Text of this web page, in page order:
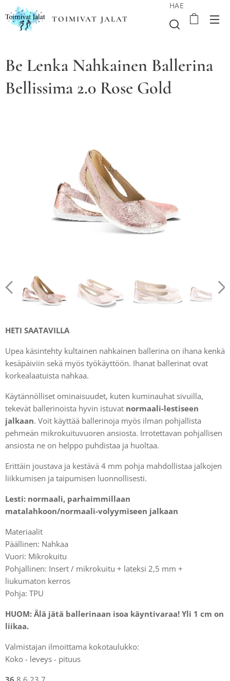
TOIMIVAT JALAT
HAE
Be Lenka Nahkainen Ballerina
Bellissima 2.0 Rose Gold
HETI SAATAVILLA
Upea käsintehty kultainen nahkainen ballerina on ihana kenkä
kesäpäiviin sekä myös työkäyttöön. Ihanat ballerinat ovat
korkealaatuista nahkaa.
Käytännölliset ominaisuudet, kuten kuminauhat sivuilla,
tekevät ballerinoista hyvin istuvat normaali-lestiseen
jalkaan. Voit käyttää ballerinoja myös ilman pohjallista
pehmeän mikrokuituvuoren ansiosta. Irrotettavan pohjallisen
ansiosta ne on helppo puhdistaa ja huoltaa.
Erittäin joustava ja kestävä 4 mm pohja mahdollistaa jalkojen
liikkumisen ja taipumisen luonnollisesti.
Lesti: normaali, parhaimmillaan
matalahkoon/normaali-volyymiseen jalkaan
Materiaalit
Päällinen: Nahkaa
Vuori: Mikrokuitu
Pohjallinen: Insert / mikrokuitu + lateksi 2,5 mm +
liukumaton kerros
Pohja: TPU
HUOM: Älä jätä ballerinaan isoa käyntivaraa! Yli 1 cm on
liikaa.
Valmistajan ilmoittama kokotaulukko:
Koko - leveys - pituus